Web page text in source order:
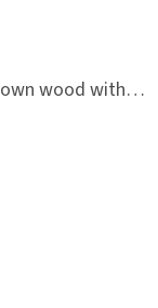
Buddhist mala long - dark brown wood with knots 8 mm